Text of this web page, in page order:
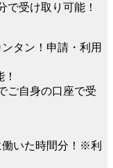
で受け取り可能！
タン！申請・利用
ご自身の口座で受
働いた時間分！※利